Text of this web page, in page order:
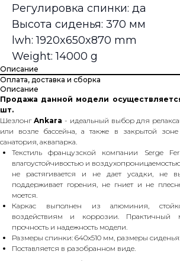
Регулировка спинки: да
Высота сиденья: 370 мм
lwh: 1920x650x870 mm
Weight: 14000 g
Описание
Оплата, доставка и сборка
Описание
Продажа данной модели
шт.
Шезлонг Ankara - идеальный выбор для
или возле бассейна, а также в закрытой зоне
санатория, аквапарка.
Текстиль французской компании Serge
влагоустойчивостью и
не растягивается и не дает усадки, не
поддерживает горения, не гниет и не
моется.
Каркас выполнен из алюминия,
воздействиям и коррозии. Практичный
прочность и надежность модели.
Размеры спинки: 640х510 мм, размеры
Поставляется в разобранном виде.